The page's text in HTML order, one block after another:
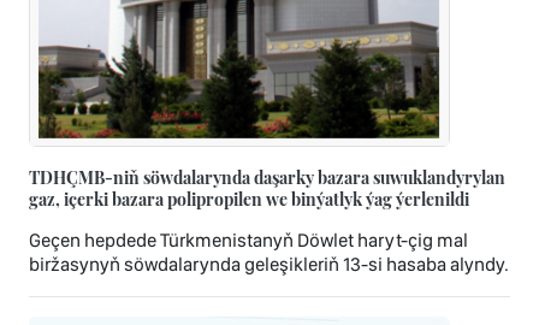
TDHÇMB-niň söwdalarynda daşarky bazara suwuklandyrylan
gaz, içerki bazara polipropilen we binýatlyk ýag ýerlenildi
Geçen hepdede Türkmenistanyň Döwlet haryt-çig mal
biržasynyň söwdalarynda geleşikleriň 13-si hasaba alyndy.